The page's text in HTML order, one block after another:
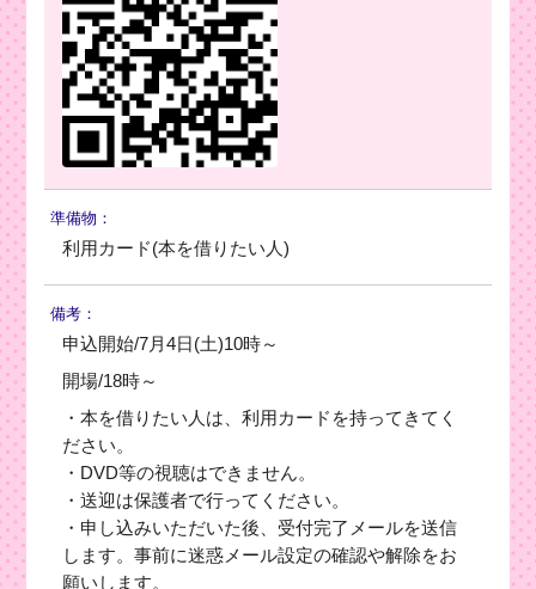
準備物：
利用カード(本を借りたい人)
備考：
申込開始/7月4日(土)10時～
開場/18時～
・本を借りたい人は、利用カードを持ってきてく
ださい。
・DVD等の視聴はできません。
・送迎は保護者で行ってください。
・申し込みいただいた後、受付完了メールを送信
します。事前に迷惑メール設定の確認や解除をお
願いします。